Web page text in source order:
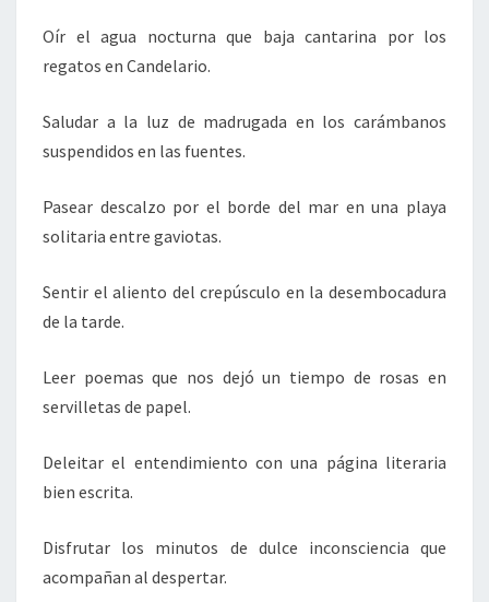
Oír el agua nocturna que baja cantarina por los
regatos en Candelario.
Saludar a la luz de madrugada en los carámbanos
suspendidos en las fuentes.
Pasear descalzo por el borde del mar en una playa
solitaria entre gaviotas.
Sentir el aliento del crepúsculo en la desembocadura
de la tarde.
Leer poemas que nos dejó un tiempo de rosas en
servilletas de papel.
Deleitar el entendimiento con una página literaria
bien escrita.
Disfrutar los minutos de dulce inconsciencia que
acompañan al despertar.